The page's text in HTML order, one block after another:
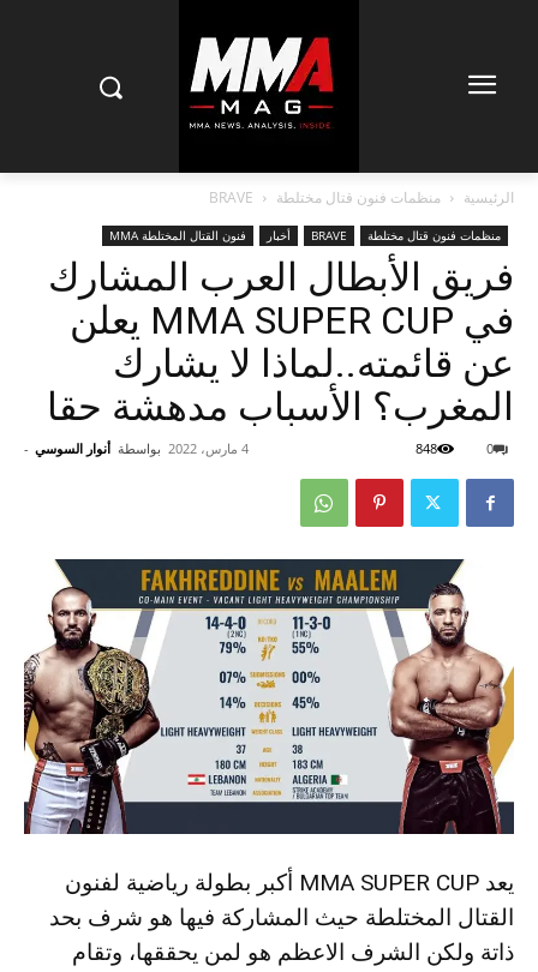
الرئيسية منظمات فنون قتال مختلطة‏ BRAVE
منظمات فنون قتال مختلطة‏ BRAVE أخبار فنون القتال المختلطة MMA
فريق الأبطال العرب المشارك
في MMA SUPER CUP يعلن
عن قائمته..لماذا لا يشارك
المغرب؟ الأسباب مدهشة حقا
بواسطة أنوار السوسي - 4 مارس، 2022 0
848
يعد MMA SUPER CUP أكبر بطولة رياضية لفنون
القتال المختلطة حيث المشاركة فيها هو شرف بحد
ذاتة ولكن الشرف الاعظم هو لمن يحققها، وتقام